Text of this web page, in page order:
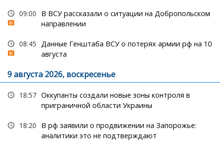
09:00
В ВСУ рассказали о ситуации на Добропольском
направлении
08:45
Данные Генштаба ВСУ о потерях армии рф на 10
августа
9 августа 2026, воскресенье
18:57 Оккупанты создали новые зоны контроля в
приграничной области Украины
18:20
В рф заявили о продвижении на Запорожье:
аналитики это не подтверждают